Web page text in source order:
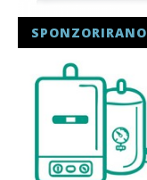
SPONZORIRANO